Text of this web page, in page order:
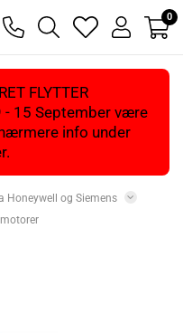
phone
magnifying
glass
heart
light
user
light
0
FLYTTER
- 15 September være
info under
Honeywell og Siemens